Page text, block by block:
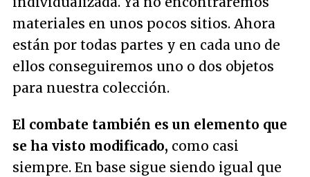
materiales en unos pocos sitios. Ahora
están por todas partes y en cada uno de
ellos conseguiremos uno o dos objetos
para nuestra colección.
El combate también es un elemento que
se ha visto modificado, como casi
siempre. En base sigue siendo igual que